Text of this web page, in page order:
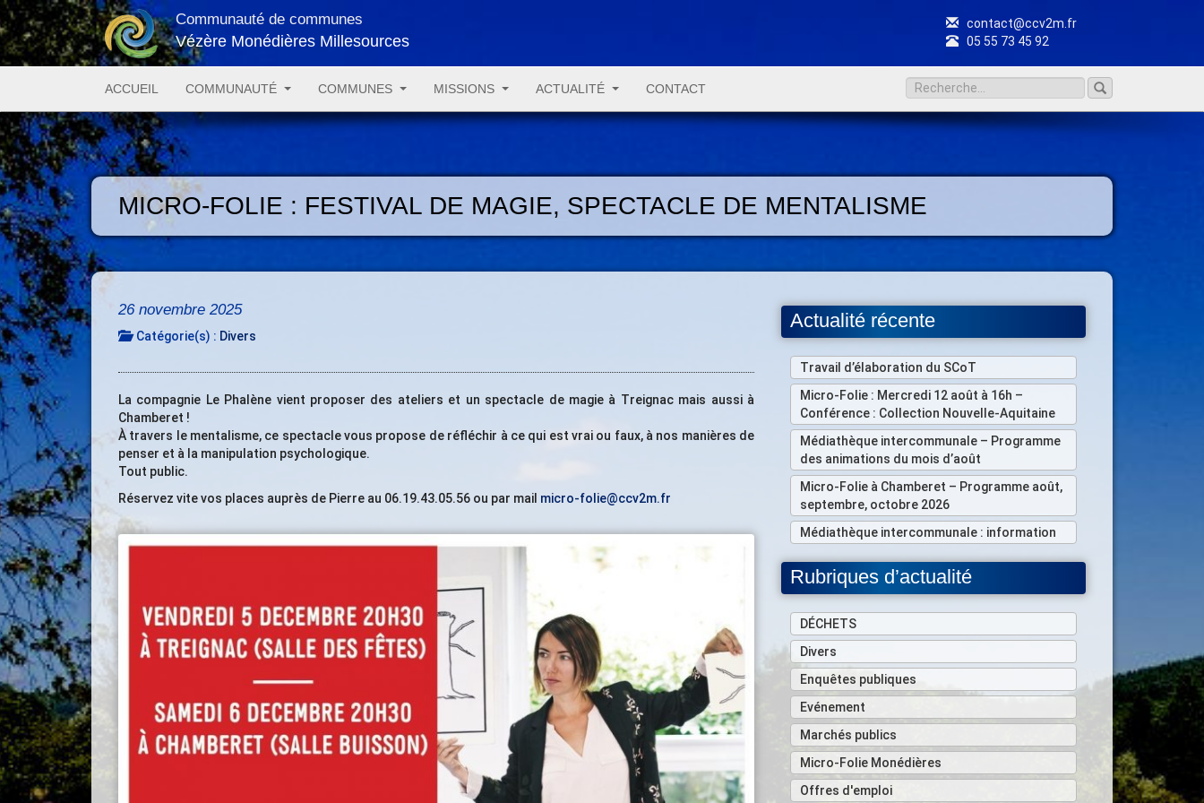
Communauté de communes
Vézère Monédières Millesources
contact@ccv2m.fr
05 55 73 45 92
ACCUEIL COMMUNAUTÉ COMMUNES MISSIONS ACTUALITÉ CONTACT
MICRO-FOLIE : FESTIVAL DE MAGIE, SPECTACLE DE MENTALISME
26 novembre 2025
Catégorie(s) : Divers
La compagnie Le Phalène vient proposer des ateliers et un spectacle de magie à Treignac mais aussi à
Chamberet !
À travers le mentalisme, ce spectacle vous propose de réfléchir à ce qui est vrai ou faux, à nos manières de
penser et à la manipulation psychologique.
Tout public.
Réservez vite vos places auprès de Pierre au 06.19.43.05.56 ou par mail micro-folie@ccv2m.fr
Actualité récente
Travail d’élaboration du SCoT
Micro-Folie : Mercredi 12 août à 16h –
Conférence : Collection Nouvelle-Aquitaine
Médiathèque intercommunale – Programme
des animations du mois d’août
Micro-Folie à Chamberet – Programme août,
septembre, octobre 2026
Médiathèque intercommunale : information
Rubriques d’actualité
DÉCHETS
Divers
Enquêtes publiques
Evénement
Marchés publics
Micro-Folie Monédières
Offres d'emploi